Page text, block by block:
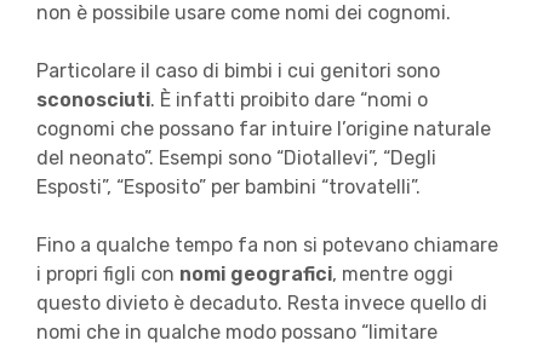
non è possibile usare come nomi dei cognomi.
Particolare il caso di bimbi i cui genitori sono
sconosciuti. È infatti proibito dare “nomi o
cognomi che possano far intuire l’origine naturale
del neonato”. Esempi sono “Diotallevi”, “Degli
Esposti”, “Esposito” per bambini “trovatelli”.
Fino a qualche tempo fa non si potevano chiamare
i propri figli con nomi geografici, mentre oggi
questo divieto è decaduto. Resta invece quello di
nomi che in qualche modo possano “limitare